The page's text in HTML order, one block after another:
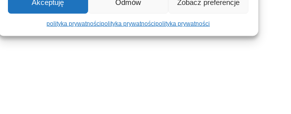
Akceptuję Odmów Zobacz preferencje
polityka prywatnościpolityka prywatnościpolityka prywatności